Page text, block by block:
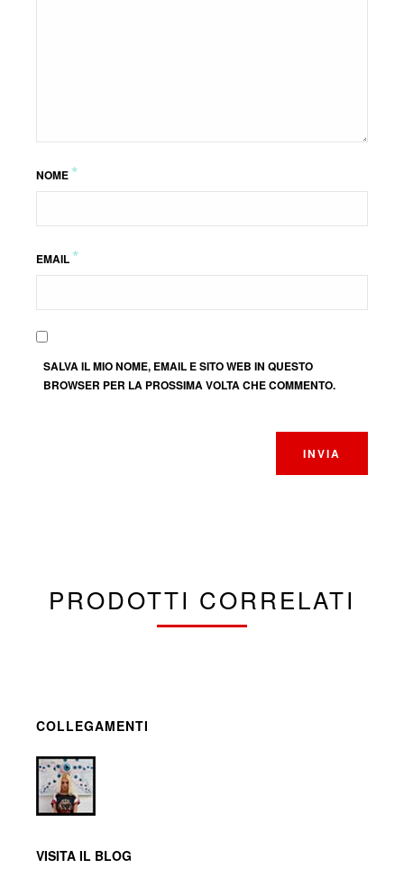
NOME*
EMAIL*
SALVA IL MIO NOME, EMAIL E SITO WEB IN QUESTO
BROWSER PER LA PROSSIMA VOLTA CHE COMMENTO.
PRODOTTI CORRELATI
COLLEGAMENTI
VISITA IL BLOG